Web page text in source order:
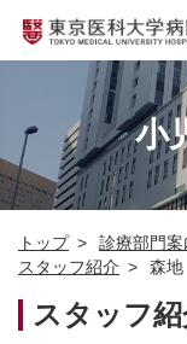
トップ
外来・入院案内
外来
入院
患者支援・相談窓口
診療部門案内
診療部門案内一覧
医師・歯科医師等情
病院案内
基本情報
役割・取り組み
医療関係の方
採用関連
小
トップ 診療部門
スタッフ紹介
森
スタッフ